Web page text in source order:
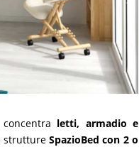
letti, armadio e
struttureSpazioBed con 2 o